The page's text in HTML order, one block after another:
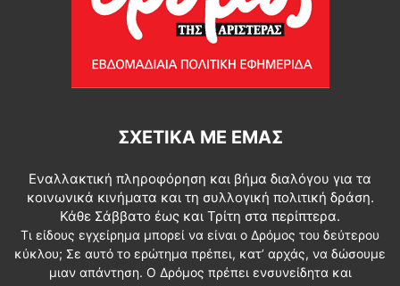
ΣΧΕΤΙΚΆ ΜΕ ΕΜΆΣ
Εναλλακτική πληροφόρηση και βήμα διαλόγου για τα
κοινωνικά κινήματα και τη συλλογική πολιτική δράση.
Κάθε Σάββατο έως και Τρίτη στα περίπτερα.
Τι είδους εγχείρημα μπορεί να είναι ο Δρόμος του δεύτερου
κύκλου; Σε αυτό το ερώτημα πρέπει, κατ’ αρχάς, να δώσουμε
μιαν απάντηση. Ο Δρόμος πρέπει ενσυνείδητα και